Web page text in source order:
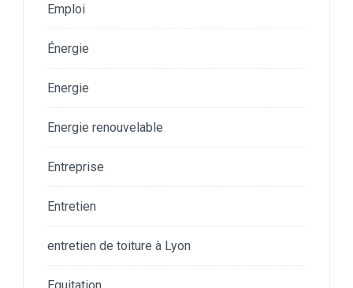
Emploi
Énergie
Energie
Energie renouvelable
Entreprise
Entretien
entretien de toiture à Lyon